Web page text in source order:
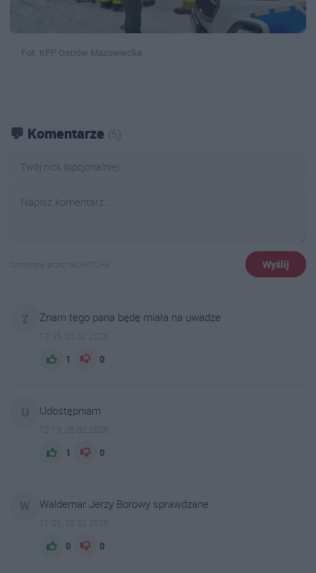
Fot. KPP Ostrów Mazowiecka
💬 Komentarze (5)
Chronione przez reCAPTCHA Wyślij
Znam tego pana będę miała na uwadze
13:35, 05.02.2026
1 0
Udostępniam
12:13, 05.02.2026
1 0
Waldemar Jerzy Borowy sprawdzane
11:06, 05.02.2026
0 0